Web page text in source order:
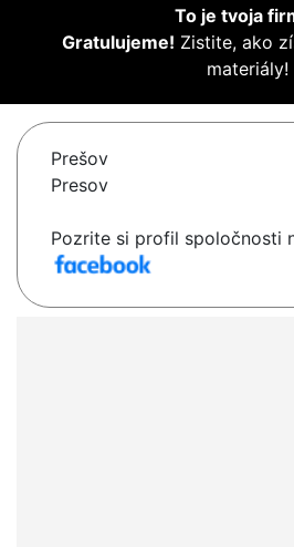
To je tvoja
Gratulujeme! Zistite, ako
materiály!
Prešov
Presov
Pozrite si profil spoločnosti